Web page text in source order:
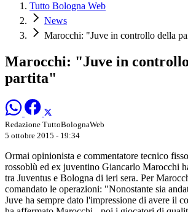
Tutto Bologna Web
News
Marocchi: "Juve in controllo della
Marocchi: "Juve in
partita"
Redazione TuttoBolognaWeb
5 ottobre 2015 - 19:34
Ormai opinionista e commentatore tecnico
rossoblù ed ex juventino Giancarlo Marocchi
tra Juventus e Bologna di ieri sera. Per
comandato le operazioni: "Nonostante sia
Juve ha sempre dato l'impressione di avere il